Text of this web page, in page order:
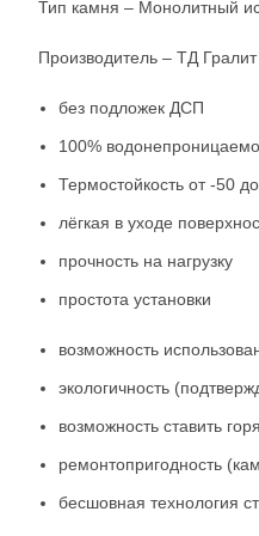
Тип камня – Монолитный
Производитель – ТД
без подложек ДСП
100%
Термостойкость от -50
лёгкая в уходе
прочность на нагрузку
простота установки
возможность
экологичность
возможность ставить
ремонтопригодность
бесшовная технология